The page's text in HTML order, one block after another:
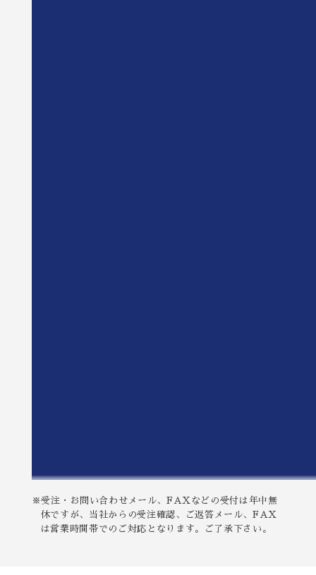
※受注・お問い合わせメール、FAXなどの受付は年中無
休ですが、当社からの受注確認、ご返答メール、FAX
は営業時間帯でのご対応となります。ご了承下さい。